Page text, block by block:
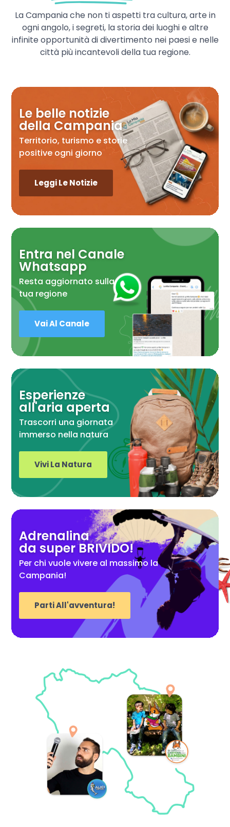
La Campania che non ti aspetti tra cultura, arte in
ogni angolo, i segreti, la storia dei luoghi e altre
infinite opportunità di divertimento nei paesi e nelle
città più incantevoli della tua regione.
Le belle notizie
della Campania
Territorio, turismo e storie
positive ogni giorno
Leggi Le Notizie
Entra nel Canale
Whatsapp
Resta aggiornato sulla
tua regione
Vai Al Canale
Esperienze
all'aria aperta
Trascorri una giornata
immerso nella natura
Vivi La Natura
Adrenalina
da super BRIVIDO!
Per chi vuole vivere al massimo la
Campania!
Parti All'avventura!